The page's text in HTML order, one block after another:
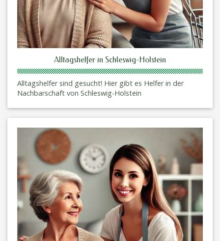
Alltagshelfer in Schleswig-Holstein
Alltagshelfer sind gesucht! Hier gibt es Helfer in der
Nachbarschaft von Schleswig-Holstein